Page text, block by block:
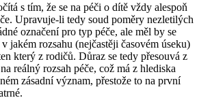
s tím, že se na péči o dítě vždy alespoň
Upravuje-li tedy soud poměry nezletilých
označení pro typ péče, ale měl by se
jakém rozsahu (nejčastěji časovém úseku)
který z rodičů. Důraz se tedy přesouvá z
reálný rozsah péče, což má z hlediska
zásadní význam, přestože to na první